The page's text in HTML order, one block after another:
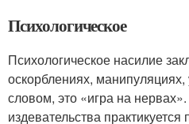
Психологическое
Психологическое насилие
оскорблениях,
словом, это «игра на
издевательства